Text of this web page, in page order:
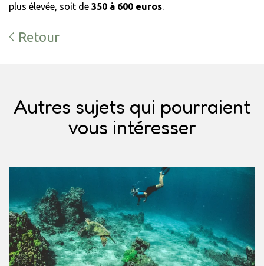
plus élevée, soit de 350 à 600 euros.
Retour
Autres sujets qui pourraient
vous intéresser